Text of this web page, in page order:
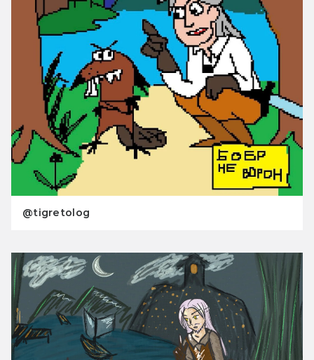
@tigretolog